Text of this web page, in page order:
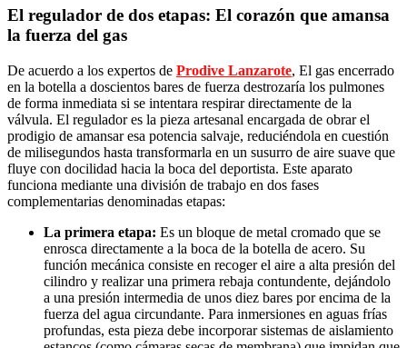
El regulador de dos etapas: El corazón que amansa
la fuerza del gas
De acuerdo a los expertos de Prodive Lanzarote, El gas encerrado
en la botella a doscientos bares de fuerza destrozaría los pulmones
de forma inmediata si se intentara respirar directamente de la
válvula. El regulador es la pieza artesanal encargada de obrar el
prodigio de amansar esa potencia salvaje, reduciéndola en cuestión
de milisegundos hasta transformarla en un susurro de aire suave que
fluye con docilidad hacia la boca del deportista. Este aparato
funciona mediante una división de trabajo en dos fases
complementarias denominadas etapas:
La primera etapa: Es un bloque de metal cromado que se
enrosca directamente a la boca de la botella de acero. Su
función mecánica consiste en recoger el aire a alta presión del
cilindro y realizar una primera rebaja contundente, dejándolo
a una presión intermedia de unos diez bares por encima de la
fuerza del agua circundante. Para inmersiones en aguas frías
profundas, esta pieza debe incorporar sistemas de aislamiento